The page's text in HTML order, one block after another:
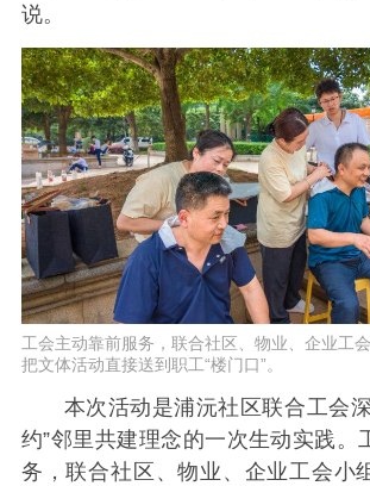
说。
工会主动靠前服务，联合社区、物业、企业工
把文体活动直接送到职工“楼门口”。
本次活动是浦沅社区联合工会
约”邻里共建理念的一次生动实践。
务，联合社区、物业、企业工会小